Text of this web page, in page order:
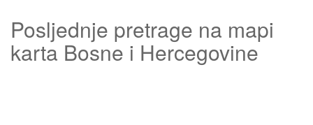
Posljednje pretrage na mapi
karta Bosne i Hercegovine